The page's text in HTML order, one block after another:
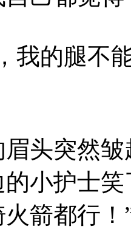
的腿不能
突然皱
小护士
箭都行！